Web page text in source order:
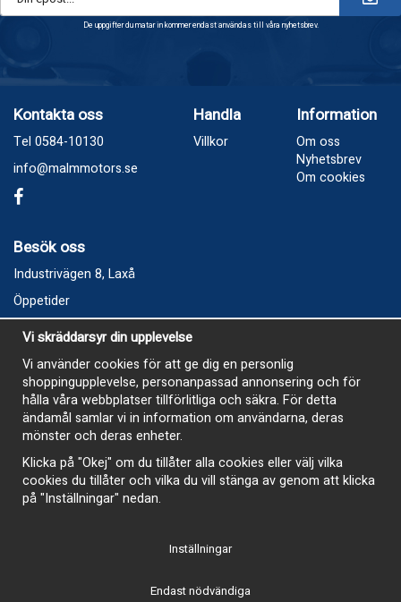
De uppgifter du matar in kommer endast användas till våra nyhetsbrev.
Kontakta oss
Tel 0584-10130
info@malmmotors.se
Handla
Villkor
Information
Om oss
Nyhetsbrev
Om cookies
Besök oss
Industrivägen 8, Laxå
Öppetider
Vecka 32
Måndag kl 9-12, kl 13 - 15
Onsdag kl 9-12, kl 13 - 15
Tisdag, Tordag och Fredag stängt
E-Handelsbutiken är öppen och paket skickas hela
sommaren
Vi skräddarsyr din upplevelse
Vi använder cookies för att ge dig en personlig
shoppingupplevelse, personanpassad annonsering och för
hålla våra webbplatser tillförlitliga och säkra. För detta
ändamål samlar vi in information om användarna, deras
mönster och deras enheter.
Klicka på "Okej" om du tillåter alla cookies eller välj vilka
cookies du tillåter och vilka du vill stänga av genom att klicka
på "Inställningar" nedan.
Inställningar
Endast nödvändiga